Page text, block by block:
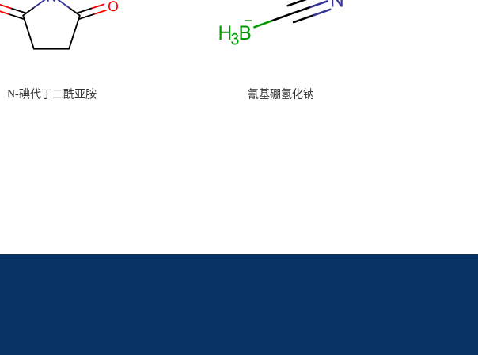
N-碘代丁二酰亚胺 氰基硼氢化钠